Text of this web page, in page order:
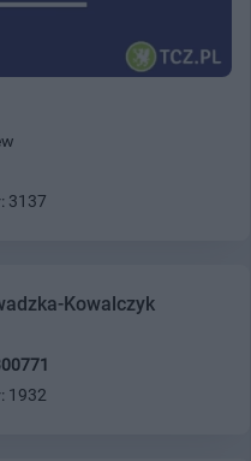
3137
Kowalczyk
1932